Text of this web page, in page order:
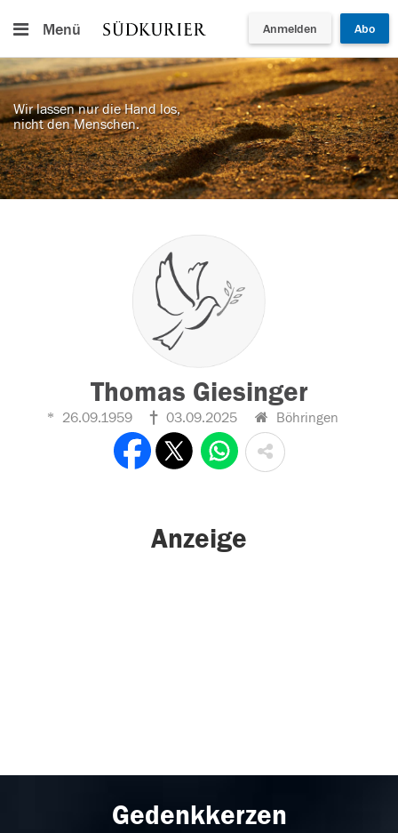
Menü Anmelden Abo
Wir lassen nur die Hand los,
nicht den Menschen.
Thomas Giesinger
26.09.1959 03.09.2025 Böhringen
Anzeige
Gedenkkerzen